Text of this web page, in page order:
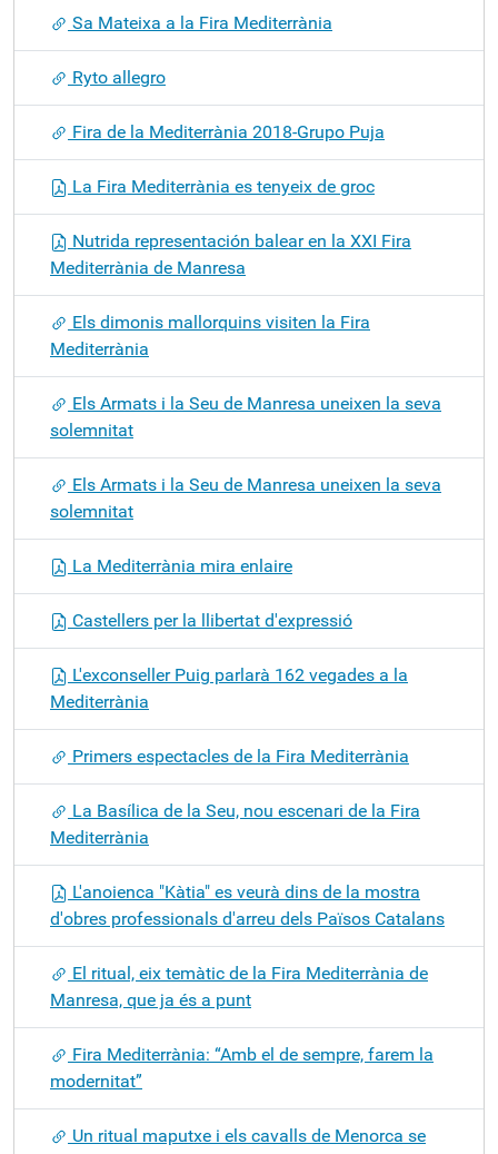
Sa Mateixa a la Fira Mediterrània
Ryto allegro
Fira de la Mediterrània 2018-Grupo Puja
La Fira Mediterrània es tenyeix de groc
Nutrida representación balear en la XXI Fira
Mediterrània de Manresa
Els dimonis mallorquins visiten la Fira
Mediterrània
Els Armats i la Seu de Manresa uneixen la seva
solemnitat
Els Armats i la Seu de Manresa uneixen la seva
solemnitat
La Mediterrània mira enlaire
Castellers per la llibertat d'expressió
L'exconseller Puig parlarà 162 vegades a la
Mediterrània
Primers espectacles de la Fira Mediterrània
La Basílica de la Seu, nou escenari de la Fira
Mediterrània
L'anoienca "Kàtia" es veurà dins de la mostra
d'obres professionals d'arreu dels Països Catalans
El ritual, eix temàtic de la Fira Mediterrània de
Manresa, que ja és a punt
Fira Mediterrània: “Amb el de sempre, farem la
modernitat”
Un ritual maputxe i els cavalls de Menorca se